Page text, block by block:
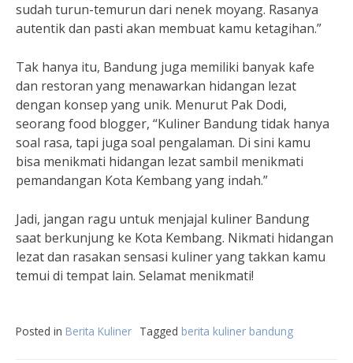
sudah turun-temurun dari nenek moyang. Rasanya
autentik dan pasti akan membuat kamu ketagihan.”
Tak hanya itu, Bandung juga memiliki banyak kafe
dan restoran yang menawarkan hidangan lezat
dengan konsep yang unik. Menurut Pak Dodi,
seorang food blogger, “Kuliner Bandung tidak hanya
soal rasa, tapi juga soal pengalaman. Di sini kamu
bisa menikmati hidangan lezat sambil menikmati
pemandangan Kota Kembang yang indah.”
Jadi, jangan ragu untuk menjajal kuliner Bandung
saat berkunjung ke Kota Kembang. Nikmati hidangan
lezat dan rasakan sensasi kuliner yang takkan kamu
temui di tempat lain. Selamat menikmati!
Posted in Berita Kuliner Tagged berita kuliner bandung